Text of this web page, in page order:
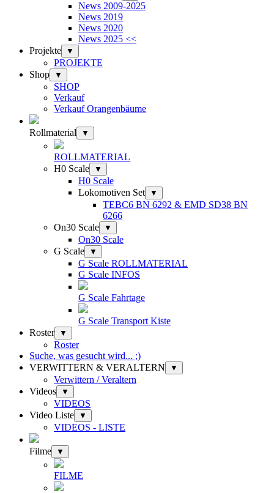
News 2009-2025
News 2019
News 2020
News 2025 <<
Projekte
▼
PROJEKTE
Shop
▼
SHOP
Verkauf
Verkauf Orangenbäume
Rollmaterial ▼
ROLLMATERIAL
H0 Scale
▼
H0 Scale
Lokomotiven Set
▼
TEBC6 BN 6292 & EMD SD38 BN
6266
On30 Scale
▼
On30 Scale
G Scale
▼
G Scale ROLLMATERIAL
G Scale INFOS
G Scale Fahrtage
G Scale Transport Kiste
Roster
▼
Roster
Suche, was gesucht wird... ;)
VERWITTERN & VERALTERN
▼
Verwittern / Veraltern
Videos
▼
VIDEOS
Video Liste
▼
VIDEOS - LISTE
Filme ▼
FILME